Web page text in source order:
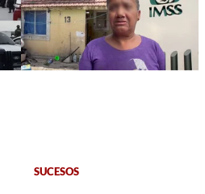
SUCESOS